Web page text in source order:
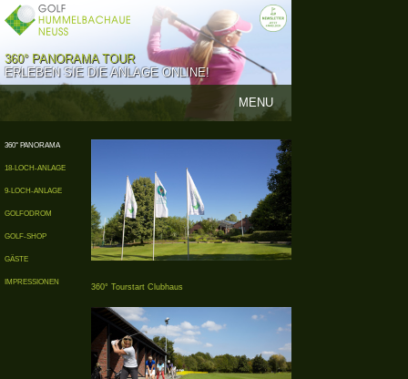
360° PANORAMA TOUR
ERLEBEN SIE DIE ANLAGE ONLINE!
MENU
360° Tourstart Clubhaus
360° PANORAMA
18-LOCH-ANLAGE
9-LOCH-ANLAGE
GOLFODROM
GOLF-SHOP
GÄSTE
IMPRESSIONEN